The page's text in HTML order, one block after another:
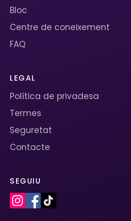
Bloc
Centre de coneixement
FAQ
LEGAL
Política de privadesa
Termes
Seguretat
Contacte
SEGUIU